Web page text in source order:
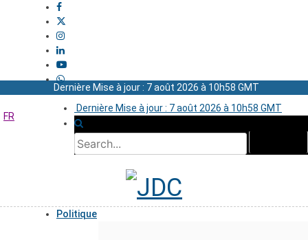
Dernière Mise à jour : 7 août 2026 à 10h58 GMT
Dernière Mise à jour : 7 août 2026 à 10h58 GMT
FR
Politique